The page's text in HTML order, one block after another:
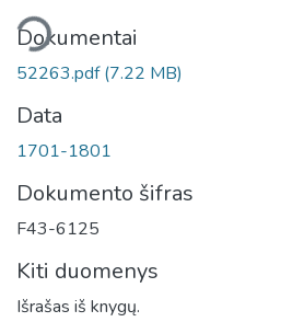
Dokumentai
52263.pdf(7.22 MB)
Data
1701-1801
Dokumento šifras
F43-6125
Kiti duomenys
Išrašas iš knygų.